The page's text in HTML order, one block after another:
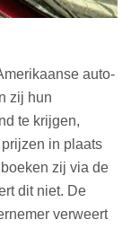
auto-
zij hun
te krijgen,
in plaats
zij via de
dit niet. De
verweert